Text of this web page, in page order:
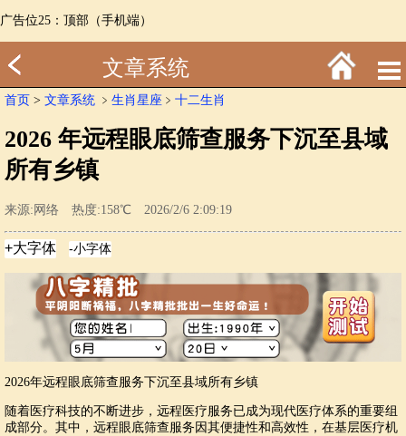
广告位25：顶部（手机端）
文章系统
首页 > 文章系统 ﹥ 生肖星座 ﹥ 十二生肖
2026 年远程眼底筛查服务下沉至县域
所有乡镇
来源:网络 热度:158℃ 2026/2/6 2:09:19
2026年远程眼底筛查服务下沉至县域所有乡镇
随着医疗科技的不断进步，远程医疗服务已成为现代医疗体系的重要组
成部分。其中，远程眼底筛查服务因其便捷性和高效性，在基层医疗机